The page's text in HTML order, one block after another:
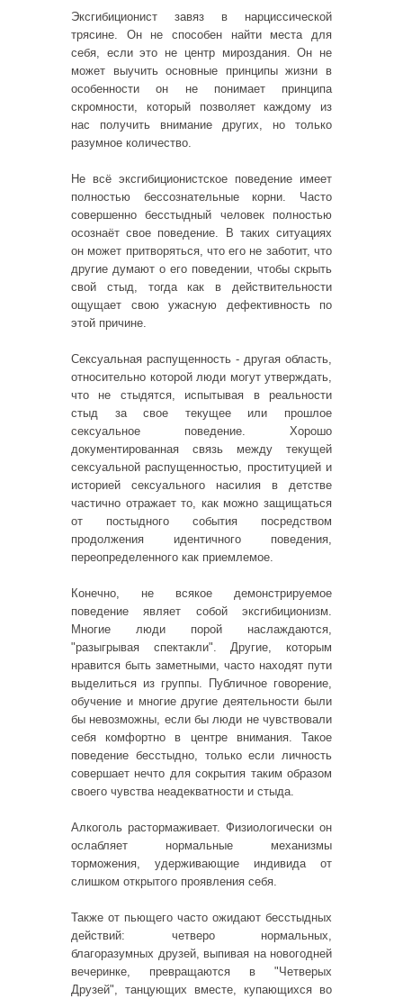
Эксгибиционист завяз в нарциссической
трясине. Он не способен найти места для
себя, если это не центр мироздания. Он не
может выучить основные принципы жизни в
особенности он не понимает принципа
скромности, который позволяет каждому из
нас получить внимание других, но только
разумное количество.
Не всё эксгибиционистское поведение имеет
полностью бессознательные корни. Часто
совершенно бесстыдный человек полностью
осознаёт свое поведение. В таких ситуациях
он может притворяться, что его не заботит, что
другие думают о его поведении, чтобы скрыть
свой стыд, тогда как в действительности
ощущает свою ужасную дефективность по
этой причине.
Сексуальная распущенность - другая область,
относительно которой люди могут утверждать,
что не стыдятся, испытывая в реальности
стыд за свое текущее или прошлое
сексуальное поведение. Хорошо
документированная связь между текущей
сексуальной распущенностью, проституцией и
историей сексуального насилия в детстве
частично отражает то, как можно защищаться
от постыдного события посредством
продолжения идентичного поведения,
переопределенного как приемлемое.
Конечно, не всякое демонстрируемое
поведение являет собой эксгибиционизм.
Многие люди порой наслаждаются,
"разыгрывая спектакли". Другие, которым
нравится быть заметными, часто находят пути
выделиться из группы. Публичное говорение,
обучение и многие другие деятельности были
бы невозможны, если бы люди не чувствовали
себя комфортно в центре внимания. Такое
поведение бесстыдно, только если личность
совершает нечто для сокрытия таким образом
своего чувства неадекватности и стыда.
Алкоголь растормаживает. Физиологически он
ослабляет нормальные механизмы
торможения, удерживающие индивида от
слишком открытого проявления себя.
Также от пьющего часто ожидают бесстыдных
действий: четверо нормальных,
благоразумных друзей, выпивая на новогодней
вечеринке, превращаются в "Четверых
Друзей", танцующих вместе, купающихся во